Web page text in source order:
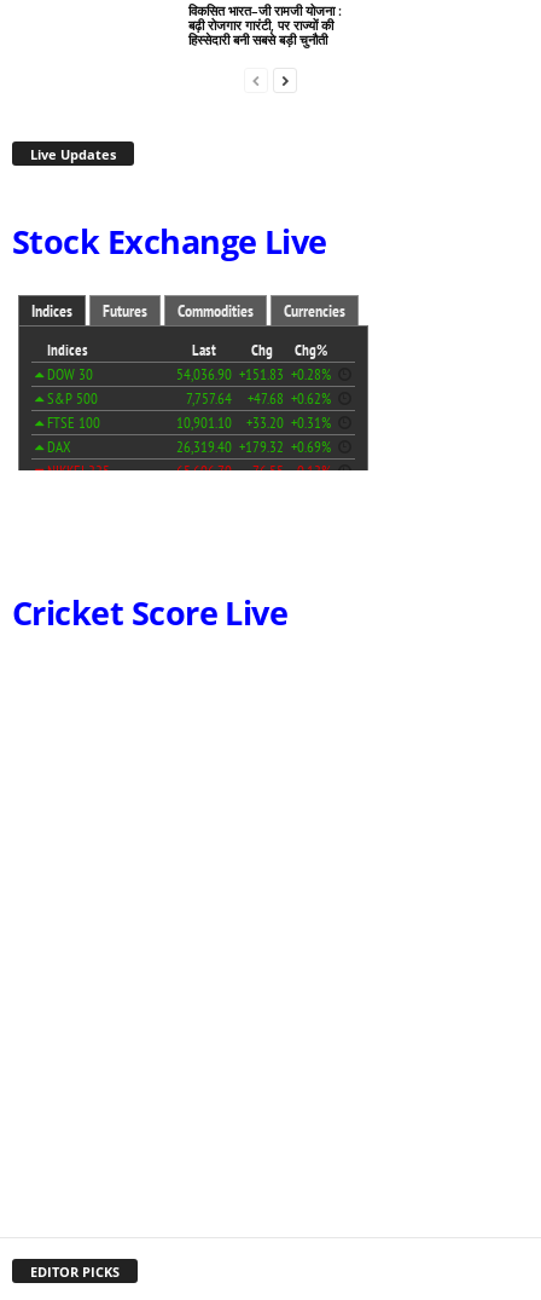
विकसित भारत–जी रामजी योजना :
बढ़ी रोजगार गारंटी, पर राज्यों की
हिस्सेदारी बनी सबसे बड़ी चुनौती
Live Updates
Stock Exchange Live
Cricket Score Live
EDITOR PICKS